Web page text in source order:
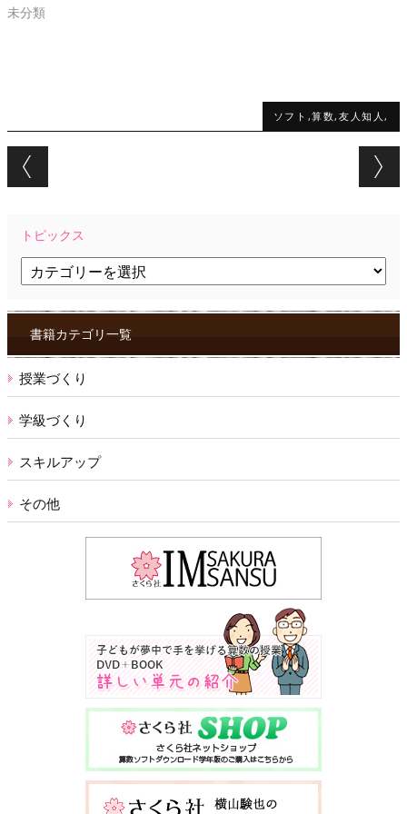
未分類
ソフト,算数,友人知人,
Post navigation
トピックス
ク
ス書籍カテゴリ一覧
授業づくり
学級づくり
スキルアップ
その他